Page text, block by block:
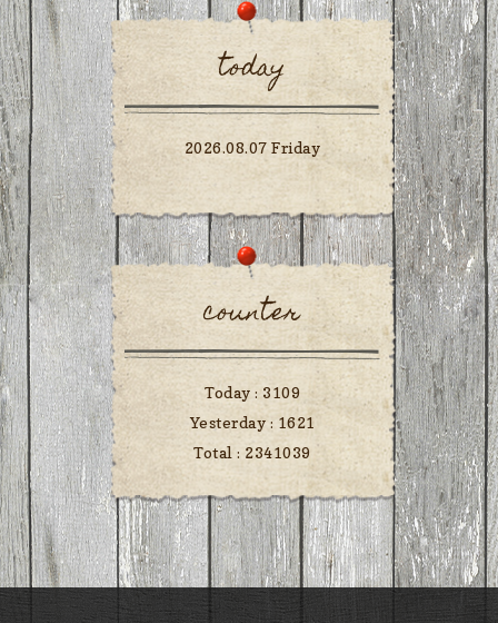
today
2026.08.07 Friday
counter
Today : 3109
Yesterday : 1621
Total : 2341039